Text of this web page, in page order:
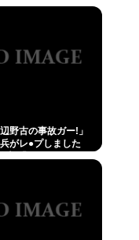
野古の事故ガー!」
がレ●プしました